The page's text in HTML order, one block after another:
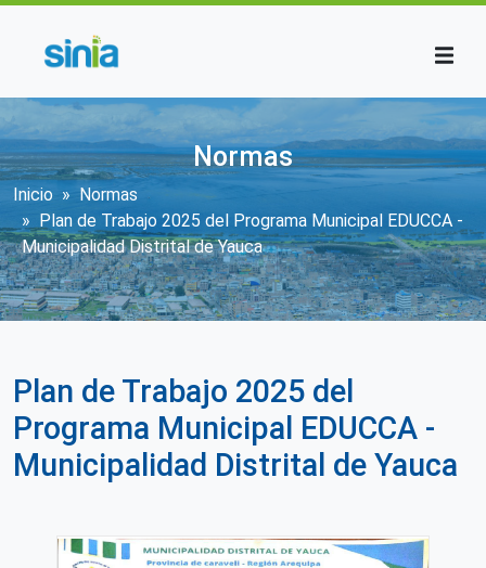
Normas
Sobrescribir enlaces de ayuda a la
Inicio
Normas
Plan de Trabajo 2025 del Programa Municipal EDUCCA -
Municipalidad Distrital de Yauca
Plan de Trabajo 2025 del
Programa Municipal EDUCCA -
Municipalidad Distrital de Yauca